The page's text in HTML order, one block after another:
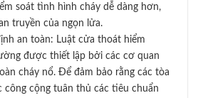
soát tình hình cháy dễ dàng hơn,
truyền của ngọn lửa.
an toàn: Luật cửa thoát hiểm
được thiết lập bởi các cơ quan
cháy nổ. Để đảm bảo rằng các tòa
công cộng tuân thủ các tiêu chuẩn